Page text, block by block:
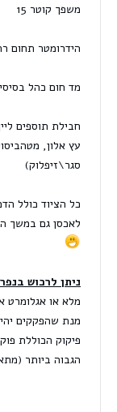
משפך קוטר 15
הידרומטר תחום
מד חום כהל בסיסי
חבילת תוספים
סגר\זיפלוק)
כל הציוד כולל
לאכסן גם במשך
ניתן לרכוש
מלא או אגלומרט
מנת שהפקקים
פיקוק הכוללת
הגבוה ביותר (מתאימים